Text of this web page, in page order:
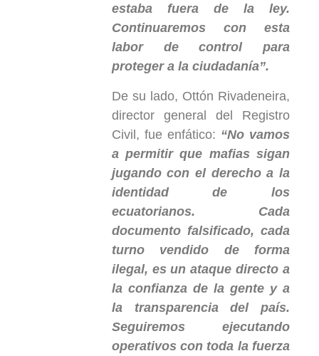
estaba fuera de la ley.
Continuaremos con esta
labor de control para
proteger a la ciudadanía”.
De su lado, Ottón Rivadeneira,
director general del Registro
Civil, fue enfático: “No vamos
a permitir que mafias sigan
jugando con el derecho a la
identidad de los
ecuatorianos. Cada
documento falsificado, cada
turno vendido de forma
ilegal, es un ataque directo a
la confianza de la gente y a
la transparencia del país.
Seguiremos ejecutando
operativos con toda la fuerza